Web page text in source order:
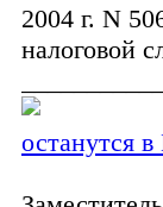
2004 г. N
налоговой
останутся